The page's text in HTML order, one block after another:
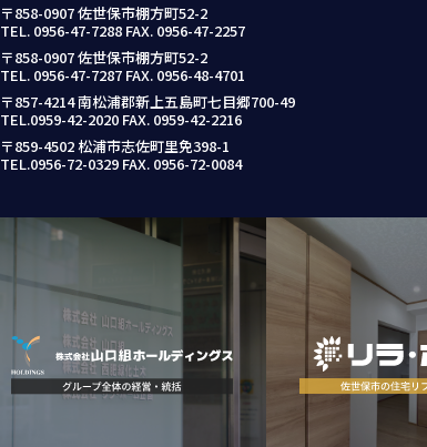
〒858-0907 佐世保市棚方町52-2
TEL. 0956-47-7288 FAX. 0956-47-2257
〒858-0907 佐世保市棚方町52-2
TEL. 0956-47-7287 FAX. 0956-48-4701
〒857-4214 南松浦郡新上五島町七目郷700-49
TEL.0959-42-2020 FAX. 0959-42-2216
〒859-4502 松浦市志佐町里免398-1
TEL.0956-72-0329 FAX. 0956-72-0084